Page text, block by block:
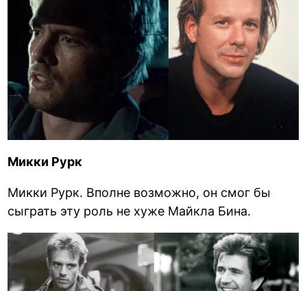
Микки Рурк
Микки Рурк. Вполне возможно, он смог бы
сыграть эту роль не хуже Майкла Бина.